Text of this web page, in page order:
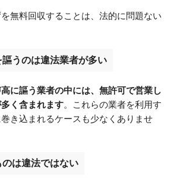
無料回収することは、法的に問題ない
謳うのは違法業者が多い
高に謳う業者の中には、無許可で営業し
く含まれます。これらの業者を利用す
き込まれるケースも少なくありませ
は違法ではない